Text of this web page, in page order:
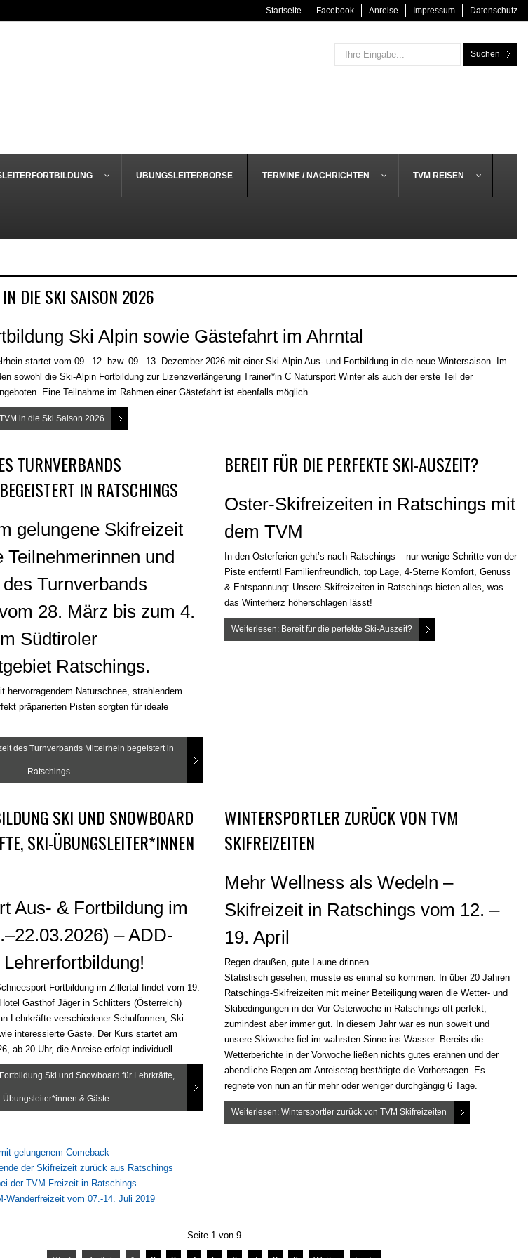
Startseite Facebook Anreise Impressum Datenschutz
Suchen
ÜBUNGSLEITERBÖRSE TERMINE / NACHRICHTEN TVM REISEN
DIE SKI SAISON 2026
Ski Alpin sowie Gästefahrt im Ahrntal
startet vom 09.–12. bzw. 09.–13. Dezember 2026 mit einer Ski-Alpin Aus- und Fortbildung in die neue Wintersaison. Im
sowohl die Ski-Alpin Fortbildung zur Lizenzverlängerung Trainer*in C Natursport Winter als auch der erste Teil der
Eine Teilnahme im Rahmen einer Gästefahrt ist ebenfalls möglich.
in die Ski Saison 2026
TURNVERBANDS
IN RATSCHINGS
gelungene Skifreizeit
Teilnehmerinnen und
Turnverbands
28. März bis zum 4.
Südtiroler
Ratschings.
hervorragendem Naturschnee, strahlendem
präparierten Pisten sorgten für ideale
des Turnverbands Mittelrhein begeistert in
Ratschings
BEREIT FÜR DIE PERFEKTE SKI-AUSZEIT?
Oster-Skifreizeiten in Ratschings mit
dem TVM
In den Osterferien geht’s nach Ratschings – nur wenige Schritte von der
Piste entfernt! Familienfreundlich, top Lage, 4-Sterne Komfort, Genuss
& Entspannung: Unsere Skifreizeiten in Ratschings bieten alles, was
das Winterherz höherschlagen lässt!
Weiterlesen: Bereit für die perfekte Ski-Auszeit?
SKI UND SNOWBOARD
SKI-ÜBUNGSLEITER*INNEN
Aus- & Fortbildung im
– ADD-
Fortbildung im Zillertal findet vom 19.
Gasthof Jäger in Schlitters (Österreich)
Lehrkräfte verschiedener Schulformen, Ski-
interessierte Gäste. Der Kurs startet am
ab 20 Uhr, die Anreise erfolgt individuell.
Ski und Snowboard für Lehrkräfte,
Übungsleiter*innen & Gäste
WINTERSPORTLER ZURÜCK VON TVM
SKIFREIZEITEN
Mehr Wellness als Wedeln –
Skifreizeit in Ratschings vom 12. –
19. April
Regen draußen, gute Laune drinnen
Statistisch gesehen, musste es einmal so kommen. In über 20 Jahren
Ratschings-Skifreizeiten mit meiner Beteiligung waren die Wetter- und
Skibedingungen in der Vor-Osterwoche in Ratschings oft perfekt,
zumindest aber immer gut. In diesem Jahr war es nun soweit und
unsere Skiwoche fiel im wahrsten Sinne ins Wasser. Bereits die
Wetterberichte in der Vorwoche ließen nichts gutes erahnen und der
abendliche Regen am Anreisetag bestätigte die Vorhersagen. Es
regnete von nun an für mehr oder weniger durchgängig 6 Tage.
Weiterlesen: Wintersportler zurück von TVM Skifreizeiten
gelungenem Comeback
der Skifreizeit zurück aus Ratschings
der TVM Freizeit in Ratschings
Wanderfreizeit vom 07.-14. Juli 2019
Seite 1 von 9